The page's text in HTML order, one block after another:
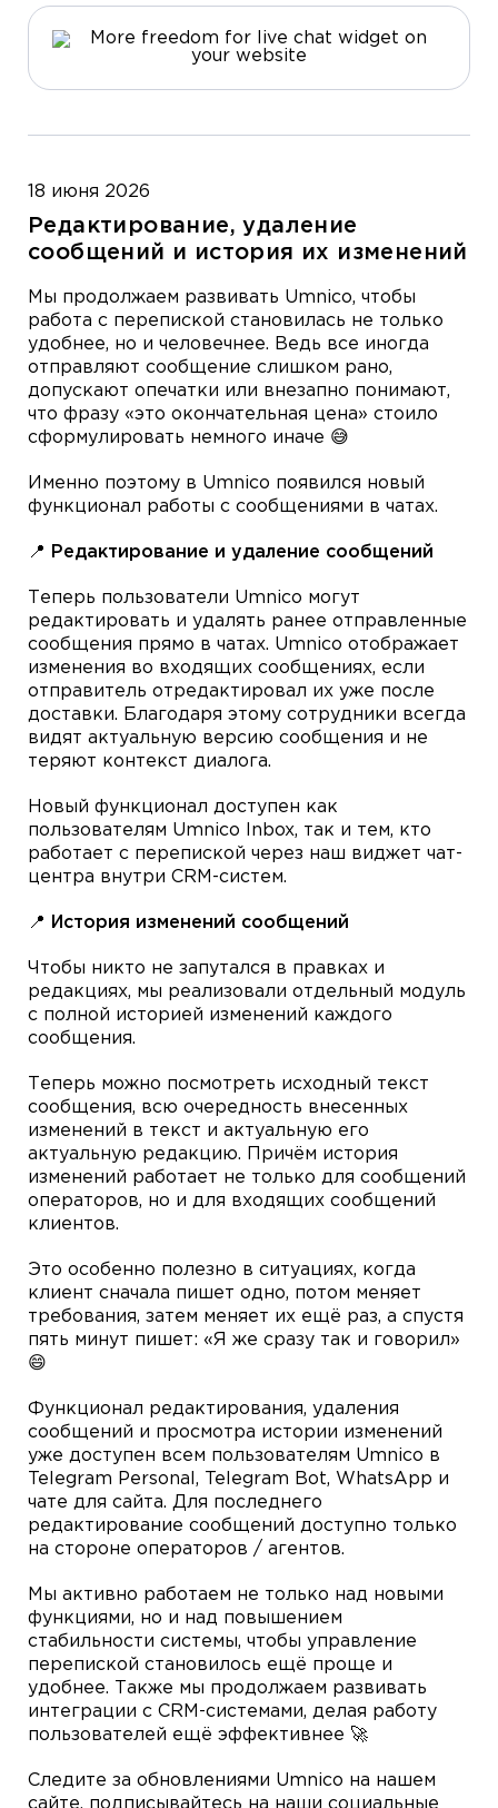
18 июня 2026
Редактирование, удаление
сообщений и история их изменений
Мы продолжаем развивать Umnico, чтобы
работа с перепиской становилась не только
удобнее, но и человечнее. Ведь все иногда
отправляют сообщение слишком рано,
допускают опечатки или внезапно понимают,
что фразу «это окончательная цена» стоило
сформулировать немного иначе 😅
Именно поэтому в Umnico появился новый
функционал работы с сообщениями в чатах.
📍 Редактирование и удаление сообщений
Теперь пользователи Umnico могут
редактировать и удалять ранее отправленные
сообщения прямо в чатах. Umnico отображает
изменения во входящих сообщениях, если
отправитель отредактировал их уже после
доставки. Благодаря этому сотрудники всегда
видят актуальную версию сообщения и не
теряют контекст диалога.
Новый функционал доступен как
пользователям Umnico Inbox, так и тем, кто
работает с перепиской через наш виджет чат-
центра внутри CRM-систем.
📍 История изменений сообщений
Чтобы никто не запутался в правках и
редакциях, мы реализовали отдельный модуль
с полной историей изменений каждого
сообщения.
Теперь можно посмотреть исходный текст
сообщения, всю очередность внесенных
изменений в текст и актуальную его
актуальную редакцию. Причём история
изменений работает не только для сообщений
операторов, но и для входящих сообщений
клиентов.
Это особенно полезно в ситуациях, когда
клиент сначала пишет одно, потом меняет
требования, затем меняет их ещё раз, а спустя
пять минут пишет: «Я же сразу так и говорил»
😄
Функционал редактирования, удаления
сообщений и просмотра истории изменений
уже доступен всем пользователям Umnico в
Telegram Personal, Telegram Bot, WhatsApp и
чате для сайта. Для последнего
редактирование сообщений доступно только
на стороне операторов / агентов.
Мы активно работаем не только над новыми
функциями, но и над повышением
стабильности системы, чтобы управление
перепиской становилось ещё проще и
удобнее. Также мы продолжаем развивать
интеграции с CRM-системами, делая работу
пользователей ещё эффективнее 🚀
Следите за обновлениями Umnico на нашем
сайте, подписывайтесь на наши социальные